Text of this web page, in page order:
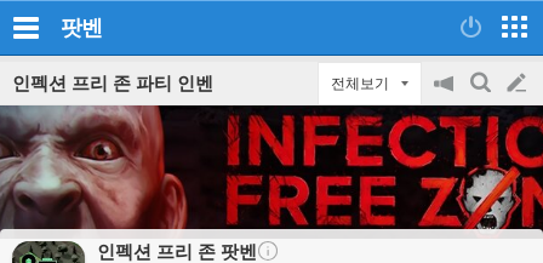
팟벤
인펙션 프리 존 파티 인벤 전체보기
공
지
on/off
검
색
글
쓰
기
인펙션 프리 존 팟벤